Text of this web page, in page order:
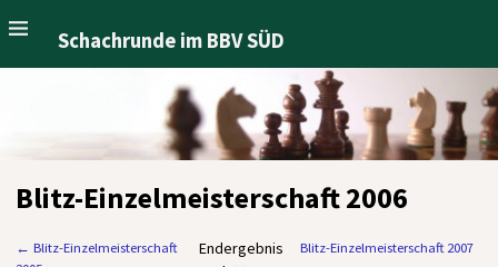
Schachrunde im BBV SÜD
Blitz-Einzelmeisterschaft 2006
← Blitz-Einzelmeisterschaft
Blitz-Einzelmeisterschaft 2007
Endergebnis